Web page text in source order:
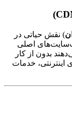
) نقش حیاتی در
اصلی
بدون از کار
اینترنتی، خدمات